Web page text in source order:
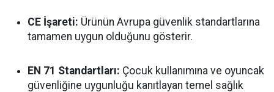
CE İşareti: Ürünün Avrupa güvenlik standartlarına
tamamen uygun olduğunu gösterir.
EN 71 Standartları: Çocuk kullanımına ve oyuncak
güvenliğine uygunluğu kanıtlayan temel sağlık